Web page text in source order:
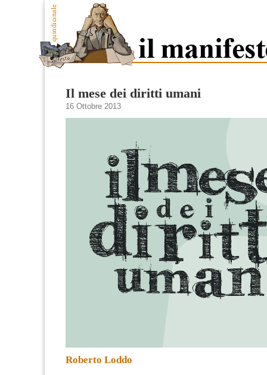
Il mese dei diritti umani
16 Ottobre 2013
Roberto Loddo